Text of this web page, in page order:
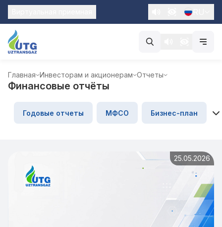
Главная Инвесторам и акционерам Отчеты
Финансовые отчёты
Годовые отчеты МФСО Бизнес-план
25.05.2026